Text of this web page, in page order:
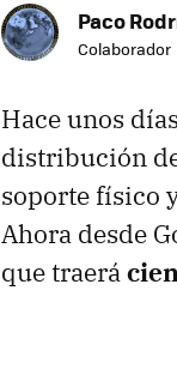
Paco
Colaborador
Hace unos
distribución
soporte físico
Ahora desde
que traerá